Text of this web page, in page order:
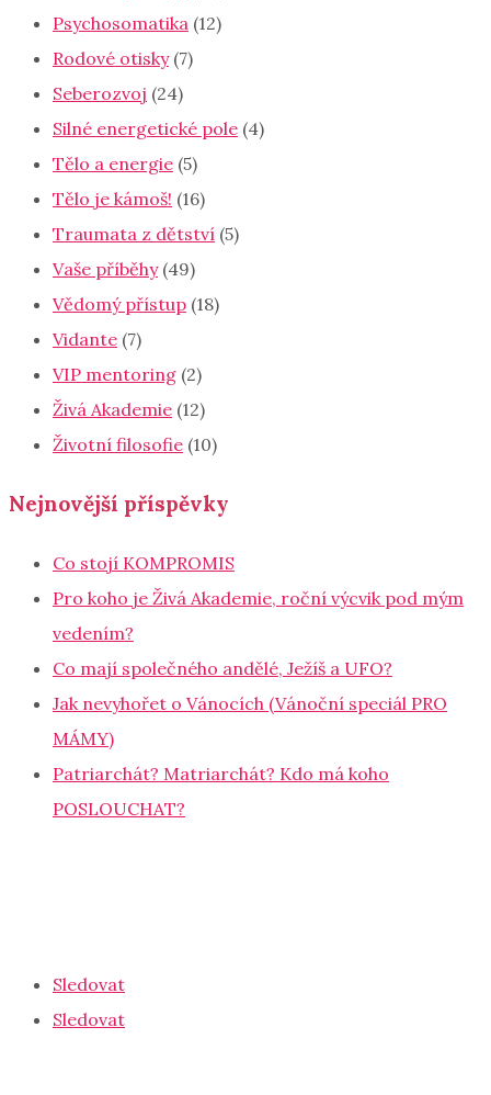
Psychosomatika (12)
Rodové otisky(7)
Seberozvoj (24)
Silné energetické pole (4)
Tělo a energie (5)
Tělo je kámoš! (16)
Traumata z dětství (5)
Vaše příběhy(49)
Vědomý přístup (18)
Vidante (7)
VIP mentoring (2)
Živá Akademie (12)
Životní filosofie (10)
Nejnovější příspěvky
Co stojí KOMPROMIS
Pro koho je Živá Akademie, roční výcvik pod mým
vedením?
Co mají společného andělé, Ježíš a UFO?
Jak nevyhořet o Vánocích (Vánoční speciál PRO
MÁMY)
Patriarchát? Matriarchát? Kdo má koho
POSLOUCHAT?
Sledovat
Sledovat